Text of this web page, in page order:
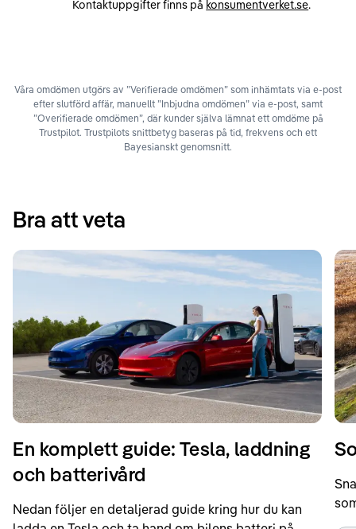
Kontaktuppgifter finns på konsumentverket.se.
Våra omdömen utgörs av ”Verifierade omdömen” som inhämtats via e-post
efter slutförd affär, manuellt ”Inbjudna omdömen” via e-post, samt
”Overifierade omdömen”, där kunder själva lämnat ett omdöme på
Trustpilot. Trustpilots snittbetyg baseras på tid, frekvens och ett
Bayesianskt genomsnitt.
Bra att veta
En komplett guide: Tesla, laddning
och batterivård
Nedan följer en detaljerad guide kring hur du kan